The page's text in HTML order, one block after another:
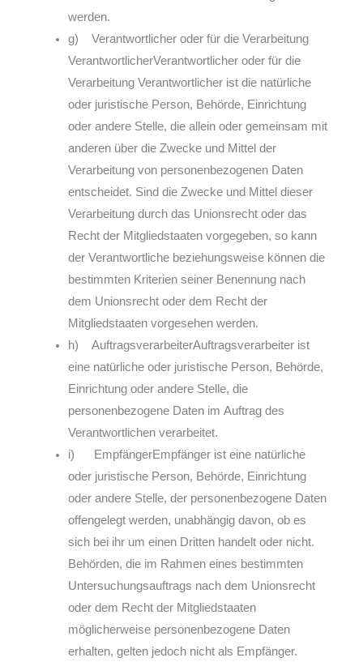
werden.
g) Verantwortlicher oder für die Verarbeitung
VerantwortlicherVerantwortlicher oder für die
Verarbeitung Verantwortlicher ist die natürliche
oder juristische Person, Behörde, Einrichtung
oder andere Stelle, die allein oder gemeinsam mit
anderen über die Zwecke und Mittel der
Verarbeitung von personenbezogenen Daten
entscheidet. Sind die Zwecke und Mittel dieser
Verarbeitung durch das Unionsrecht oder das
Recht der Mitgliedstaaten vorgegeben, so kann
der Verantwortliche beziehungsweise können die
bestimmten Kriterien seiner Benennung nach
dem Unionsrecht oder dem Recht der
Mitgliedstaaten vorgesehen werden.
h) AuftragsverarbeiterAuftragsverarbeiter ist
eine natürliche oder juristische Person, Behörde,
Einrichtung oder andere Stelle, die
personenbezogene Daten im Auftrag des
Verantwortlichen verarbeitet.
i) EmpfängerEmpfänger ist eine natürliche
oder juristische Person, Behörde, Einrichtung
oder andere Stelle, der personenbezogene Daten
offengelegt werden, unabhängig davon, ob es
sich bei ihr um einen Dritten handelt oder nicht.
Behörden, die im Rahmen eines bestimmten
Untersuchungsauftrags nach dem Unionsrecht
oder dem Recht der Mitgliedstaaten
möglicherweise personenbezogene Daten
erhalten, gelten jedoch nicht als Empfänger.